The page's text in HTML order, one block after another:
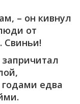
– он кивнул
от
Свиньи!
едва